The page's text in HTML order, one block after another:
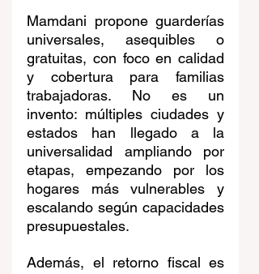
Mamdani propone guarderías
universales, asequibles o
gratuitas, con foco en calidad
y cobertura para familias
trabajadoras. No es un
invento: múltiples ciudades y
estados han llegado a la
universalidad ampliando por
etapas, empezando por los
hogares más vulnerables y
escalando según capacidades
presupuestales.
Además, el retorno fiscal es